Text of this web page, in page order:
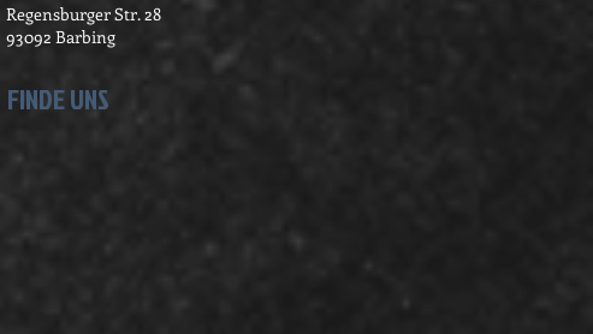
Regensburger Str. 28
93092 Barbing
FINDE UNS